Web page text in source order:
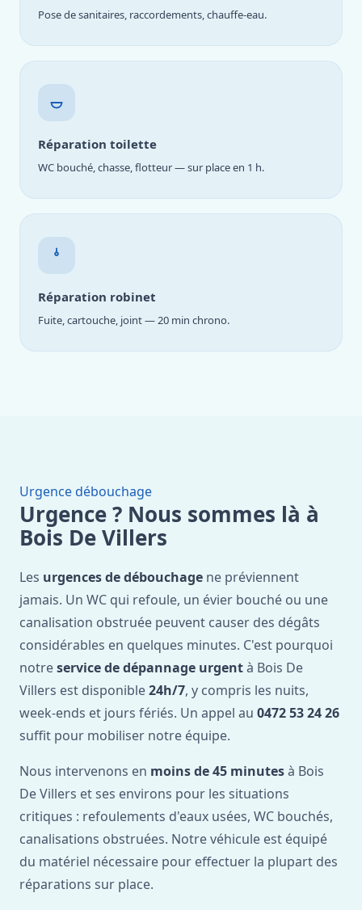
Pose de sanitaires, raccordements, chauffe-eau.
Réparation toilette
WC bouché, chasse, flotteur — sur place en 1 h.
Réparation robinet
Fuite, cartouche, joint — 20 min chrono.
Urgence débouchage
Urgence ? Nous sommes là à
Bois De Villers
Les urgences de débouchage ne préviennent
jamais. Un WC qui refoule, un évier bouché ou une
canalisation obstruée peuvent causer des dégâts
considérables en quelques minutes. C'est pourquoi
notreservice de dépannage urgentà Bois De
Villers est disponible24h/7, y compris les nuits,
week-ends et jours fériés. Un appel au 0472 53 24 26
suffit pour mobiliser notre équipe.
Nous intervenons en moins de 45 minutesà Bois
De Villers et ses environs pour les situations
critiques : refoulements d'eaux usées, WC bouchés,
canalisations obstruées. Notre véhicule est équipé
du matériel nécessaire pour effectuer la plupart des
réparations sur place.